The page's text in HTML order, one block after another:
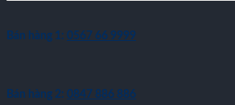
Bán hàng 1: 0567 66 9999
Bán hàng 2: 0847 886 886